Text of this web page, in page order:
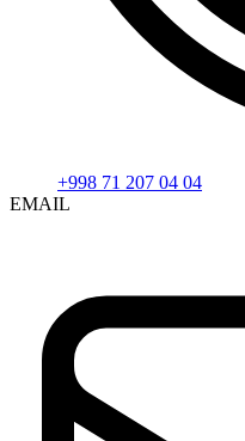
+998 71 207 04 04
EMAIL